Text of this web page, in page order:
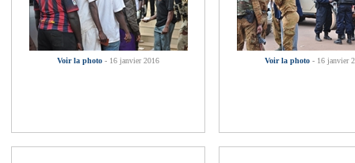
Voir la photo - 16 janvier 2016 Voir la photo - 16 janvier